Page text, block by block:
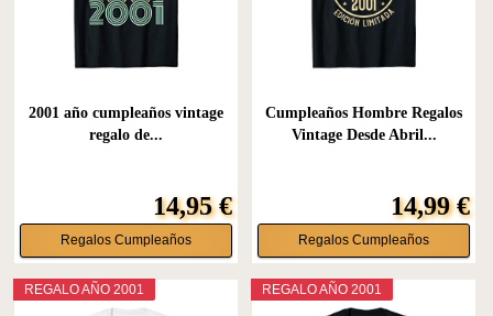
2001 año cumpleaños vintage
regalo de...
14,95 €
Regalos Cumpleaños
Cumpleaños Hombre Regalos
Vintage Desde Abril...
14,99 €
Regalos Cumpleaños
REGALO AÑO 2001 REGALO AÑO 2001